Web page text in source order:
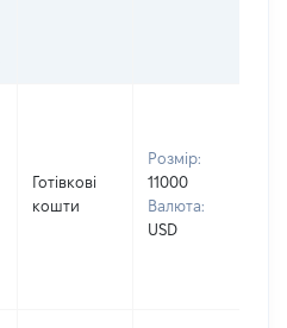
Готівкові
кошти
Розмір:
11000
Валюта:
USD